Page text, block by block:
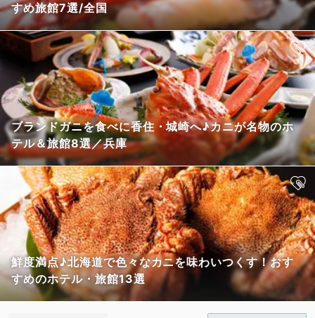
すめ旅館7選/全国
ブランドガニを食べに香住・城崎へ♪カニが名物のホ
テル＆旅館8選／兵庫
鮮度満点♪北海道で色々なカニを味わいつくす！おす
すめのホテル・旅館13選